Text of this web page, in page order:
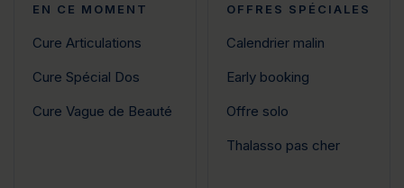
EN CE MOMENT
Cure Articulations
Cure Spécial Dos
Cure Vague de Beauté
OFFRES SPÉCIALES
Calendrier malin
Early booking
Offre solo
Thalasso pas cher